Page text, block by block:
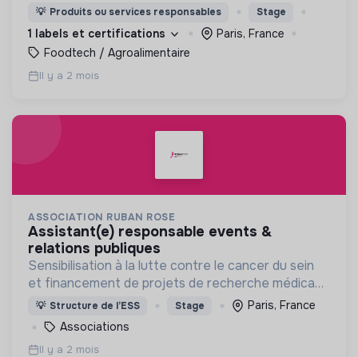
💡 Produits ou services responsables Stage
1 labels et certifications
Paris, France
Foodtech / Agroalimentaire
Il y a 2 mois
ASSOCIATION RUBAN ROSE
assistant(e) responsable events &
relations publiques
Sensibilisation à la lutte contre le cancer du sein
et financement de projets de recherche médicaux
pour contribuer à la lutte contre le cancer du sein.
💡 Structure de l’ESS Stage
Paris, France
Associations
Il y a 2 mois